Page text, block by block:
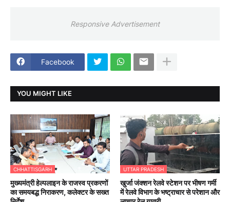
Responsive Advertisement
Facebook
YOU MIGHT LIKE
CHHATTISGARH
मुख्यमंत्री हेल्पलाइन के राजस्व प्रकरणों
का समयबद्ध निराकरण, कलेक्टर के सख्त
UTTAR PRADESH
खुर्जा जंक्शन रेलवे स्टेशन पर भीषण गर्मी
में रेलवे विभाग के भष्ट्राचार से परेशान और